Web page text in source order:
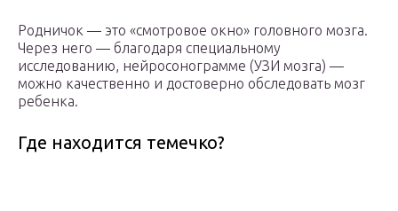
Родничок — это «смотровое окно» головного мозга.
Через него — благодаря специальному
исследованию, нейросонограмме (УЗИ мозга) —
можно качественно и достоверно обследовать мозг
ребенка.
Где находится темечко?